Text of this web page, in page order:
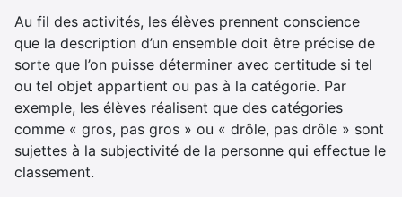
Au fil des activités, les élèves prennent conscience
que la description d’un ensemble doit être précise de
sorte que l’on puisse déterminer avec certitude si tel
ou tel objet appartient ou pas à la catégorie. Par
exemple, les élèves réalisent que des catégories
comme « gros, pas gros » ou « drôle, pas drôle » sont
sujettes à la subjectivité de la personne qui effectue le
classement.